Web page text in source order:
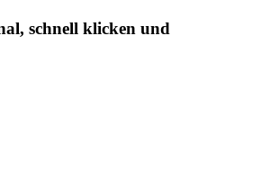
schnell klicken und